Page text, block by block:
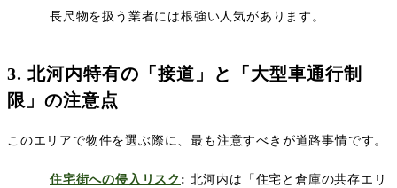
長尺物を扱う業者には根強い人気があります。
3. 北河内特有の「接道」と「大型車通行制
限」の注意点
このエリアで物件を選ぶ際に、最も注意すべきが道路事情です。
住宅街への侵入リスク : 北河内は「住宅と倉庫の共存エリ